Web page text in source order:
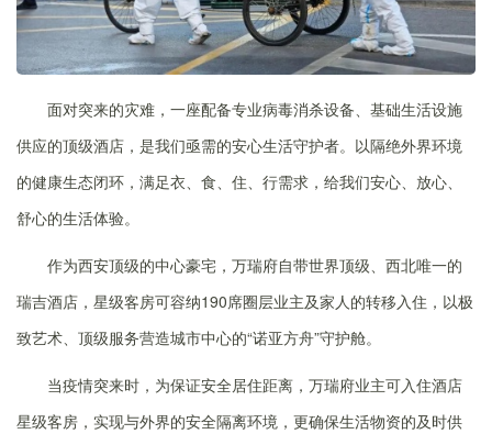
面对突来的灾难，一座配备专业病毒消杀设备、基础生活设施
供应的顶级酒店，是我们亟需的安心生活守护者。以隔绝外界环境
的健康生态闭环，满足衣、食、住、行需求，给我们安心、放心、
舒心的生活体验。
作为西安顶级的中心豪宅，万瑞府自带世界顶级、西北唯一的
瑞吉酒店，星级客房可容纳190席圈层业主及家人的转移入住，以极
致艺术、顶级服务营造城市中心的“诺亚方舟”守护舱。
当疫情突来时，为保证安全居住距离，万瑞府业主可入住酒店
星级客房，实现与外界的安全隔离环境，更确保生活物资的及时供